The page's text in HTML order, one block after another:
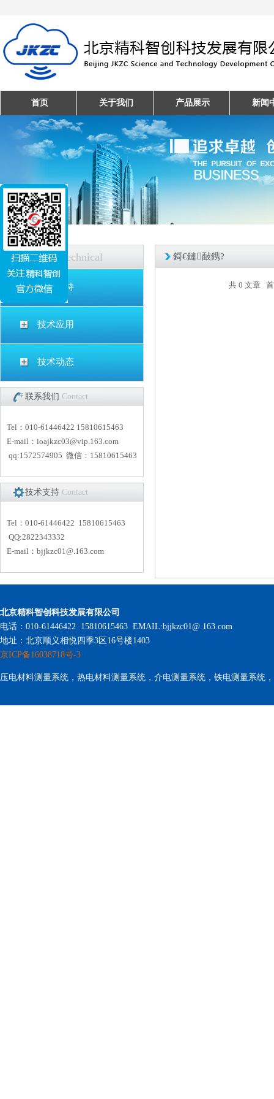
首页 关于我们 产品展示 新闻
技术支持 Technical
技术支持
技术应用
技术动态
联系我们 Contact
Tel：010-61446422 15810615463
E-mail： ioajkzc03@vip.163.com
qq:1572574905 微信：15810615463
技术支持 Contact
Tel：010-61446422 15810615463
QQ:2822343332
E-mail： bjjkzc01@.163.com
鎶€鏈敮鎸?
共 0 文章
北京精科智创科技发展有限公司
电话：010-61446422 15810615463 EMAIL:bjjkzc01@.163.com
地址：北京顺义相悦四季3区16号楼1403
京ICP备16038718号-3
压电材料测量系统，热电材料测量系统，介电测量系统，铁电测量系统